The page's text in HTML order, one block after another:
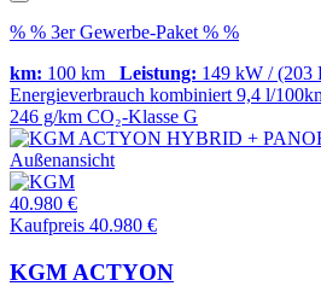
% % 3er Gewerbe-Paket % %
km: 100 km Leistung: 149 kW / (203
Energieverbrauch kombiniert 9,4 l/
246 g/km CO₂-Klasse G
40.980 €
Kaufpreis 40.980 €
KGM ACTYON